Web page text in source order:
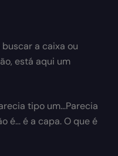
a caixa ou
está aqui um
tipo um...Parecia
é... é a capa. O que é